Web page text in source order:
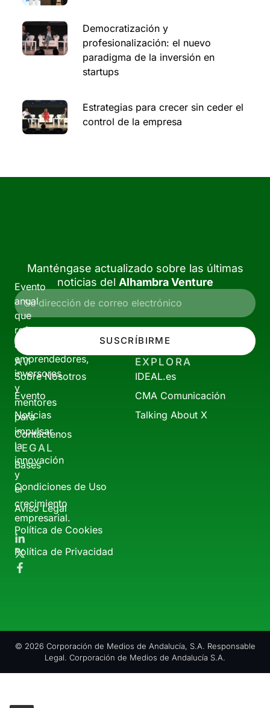
Democratización y
profesionalización: el nuevo
paradigma de la inversión en
startups
Estrategias para crecer sin ceder el
control de la empresa
Evento
anual
que
reúne
a
emprendedores,
inversores
y
mentores
para
impulsar
la
innovación
y
el
crecimiento
empresarial.
Manténgase actualizado sobre las últimas
noticias del Alhambra Venture
SUSCRÍBIRME
AV
Sobre Nosotros
Evento
Noticias
Contáctenos
EXPLORA
IDEAL.es
CMA Comunicación
Talking About X
LEGAL
Bases
Condiciones de Uso
Aviso Legal
Política de Cookies
Política de Privacidad
© 2026 Corporación de Medios de Andalucía, S.A. Responsable
Legal. Corporación de Medios de Andalucía S.A.